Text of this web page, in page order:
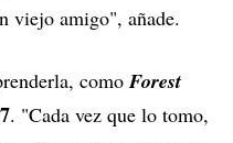
viejo amigo", añade.
como Forest
. "Cada vez que lo tomo,